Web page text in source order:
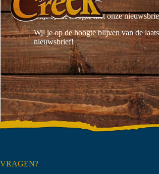
Blijf op de hoogte met onze
Wil je op de hoogte blijven van de
nieuwsbrief!
VRAGEN?